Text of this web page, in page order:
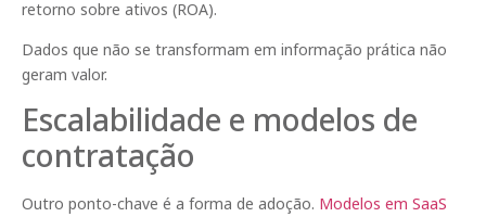
retorno sobre ativos (ROA).
Dados que não se transformam em informação prática não
geram valor.
Escalabilidade e modelos de
contratação
Outro ponto-chave é a forma de adoção. Modelos em SaaS